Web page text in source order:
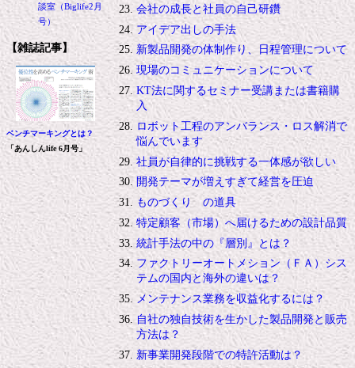
談室（Biglife2月
号）
【雑誌記事】
ベンチマーキングとは？
「あんしんlife 6月号」
会社の成長と社員の自己研鑽
アイデア出しの手法
新製品開発の体制作り、日程管理について
現場のコミュニケーションについて
KT法に関するセミナー受講または書籍購
入
ロボット工程のアンバランス・ロス解消で
悩んでいます
社員が自律的に挑戦する一体感が欲しい
開発テーマが増えすぎて経営を圧迫
ものづくり の道具
特定顧客（市場）へ届けるための設計品質
統計手法の中の『層別』とは？
ファクトリーオートメション（ＦＡ）シス
テムの国内と海外の違いは？
メンテナンス業務を収益化するには？
自社の独自技術を生かした製品開発と販売
方法は？
新事業開発段階での特許活動は？